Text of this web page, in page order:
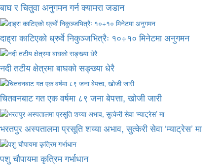
बाघ र चितुवा अनुगमन गर्न क्यामरा जडान
दाह्रा काटिएको ध्रुर्वे निकुञ्जभित्रैः १०÷१० मिनेटमा अनुगमन
नदी तटीय क्षेत्रमा बाघको सङ्ख्या धेरै
चितवनबाट गत एक वर्षमा ८९ जना बेपत्ता, खोजी जारी
भरतपुर अस्पतालमा प्रसूति शय्या अभाव, सुत्केरी सेवा ‘म्याट्रेस’ मा
पशु चौपायमा कृत्रिम गर्भाधान